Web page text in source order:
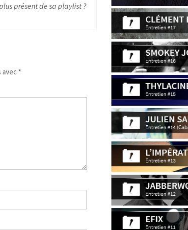
présent de sa playlist ?
avec *